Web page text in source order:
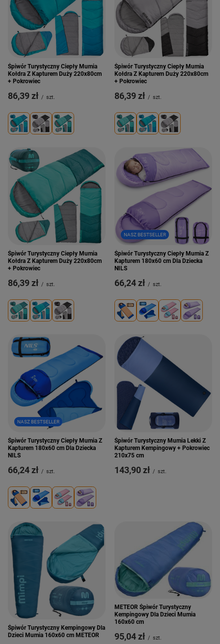
Śpiwór Turystyczny Ciepły Mumia
Kołdra Z Kapturem Duży 220x80cm
+ Pokrowiec
86,39 zł / szt.
Śpiwór Turystyczny Ciepły Mumia
Kołdra Z Kapturem Duży 220x80cm
+ Pokrowiec
86,39 zł / szt.
Śpiwór Turystyczny Ciepły Mumia
Kołdra Z Kapturem Duży 220x80cm
+ Pokrowiec
86,39 zł / szt.
NASZ BESTSELLER
Śpiwór Turystyczny Ciepły Mumia Z
Kapturem 180x60 cm Dla Dziecka
NILS
66,24 zł / szt.
NASZ BESTSELLER
Śpiwór Turystyczny Ciepły Mumia Z
Kapturem 180x60 cm Dla Dziecka
NILS
66,24 zł / szt.
Śpiwór Turystyczny Mumia Lekki Z
Kapturem Kempingowy + Pokrowiec
210x75 cm
143,90 zł / szt.
Śpiwór Turystyczny Kempingowy Dla
Dzieci Mumia 160x60 cm METEOR
METEOR Śpiwór Turystyczny
Kempingowy Dla Dzieci Mumia
160x60 cm
95,04 zł / szt.